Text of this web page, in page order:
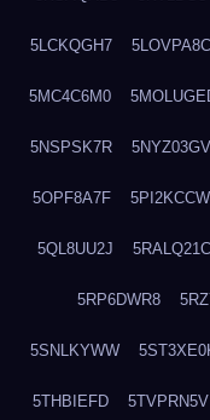
5LCKQGH7 5LOVPA8C
5MC4C6M0
5NSPSK7R 5NYZ03GV
5OPF8A7F 5PI2KCCW
5QL8UU2J 5RALQ21C
5RP6DWR8
5SNLKYWW
5THBIEFD 5TVPRN5V